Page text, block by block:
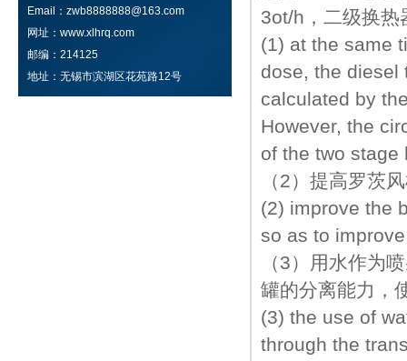
Email：zwb8888888@163.com
网址：www.xlhrq.com
邮编：214125
地址：无锡市滨湖区花苑路12号
3ot/h，二级换热
(1) at the same
dose, the diesel
calculated by
However, the
of the two stage
（2）提高罗茨
(2) improve the
so as to
（3）用水作为
罐的分离能力，
(3) the use of
through the